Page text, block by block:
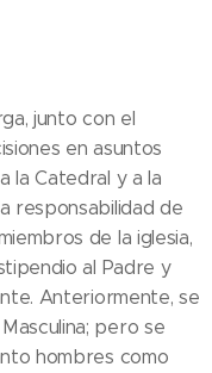
junto con el
en asuntos
la Catedral y a la
responsabilidad de
de la iglesia,
al Padre y
Anteriormente, se
pero se
hombres como